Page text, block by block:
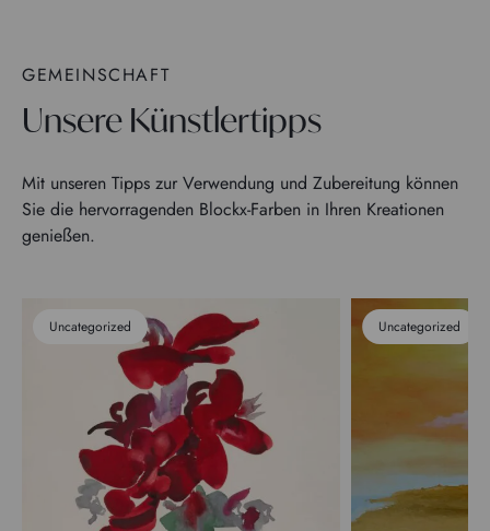
GEMEINSCHAFT
Unsere Künstlertipps
Mit unseren Tipps zur Verwendung und Zubereitung können
Sie die hervorragenden Blockx-Farben in Ihren Kreationen
genießen.
Uncategorized Uncategorized